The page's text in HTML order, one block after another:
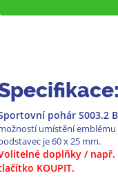
pohár S003.2
umístění
je 60 x 25 mm.
doplňky /
KOUPIT.